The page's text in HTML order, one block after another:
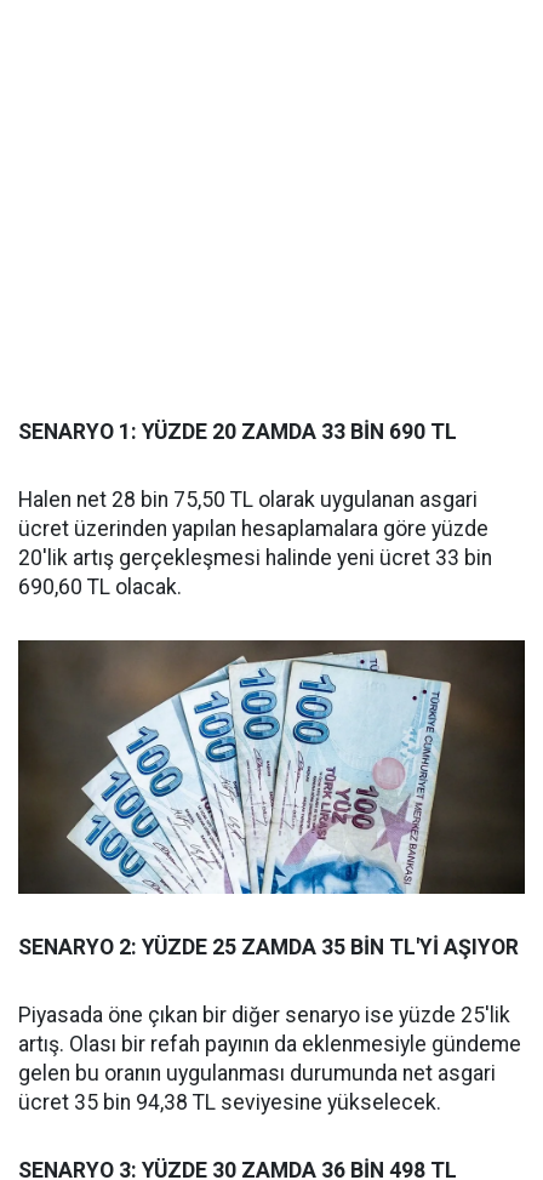
SENARYO 1: YÜZDE 20 ZAMDA 33 BİN 690 TL
Halen net 28 bin 75,50 TL olarak uygulanan asgari
ücret üzerinden yapılan hesaplamalara göre yüzde
20'lik artış gerçekleşmesi halinde yeni ücret 33 bin
690,60 TL olacak.
SENARYO 2: YÜZDE 25 ZAMDA 35 BİN TL'Yİ AŞIYOR
Piyasada öne çıkan bir diğer senaryo ise yüzde 25'lik
artış. Olası bir refah payının da eklenmesiyle gündeme
gelen bu oranın uygulanması durumunda net asgari
ücret 35 bin 94,38 TL seviyesine yükselecek.
SENARYO 3: YÜZDE 30 ZAMDA 36 BİN 498 TL